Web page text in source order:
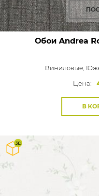
Обои Andrea
Виниловые,
Цена:
В